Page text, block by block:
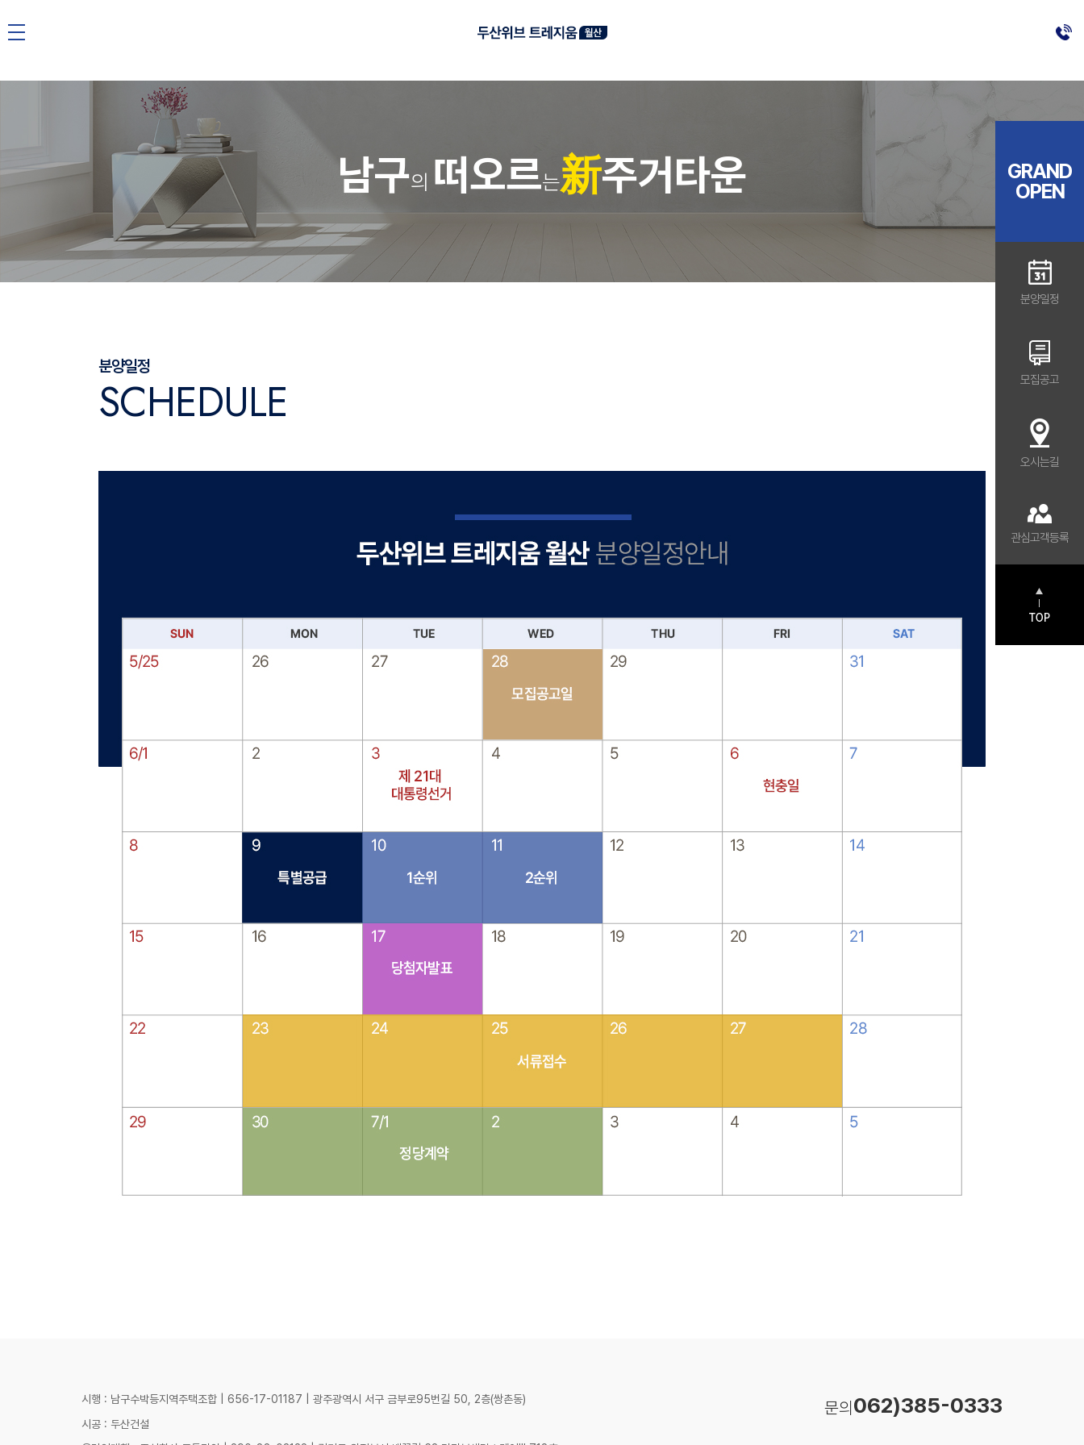
GRAND
OPEN
분양일정
모집공고
오시는길
관심고객등록
남구의 떠오르는新주거 타운
분양일정
SCHEDULE
시행 : 남구수박등지역주택조합 | 656-17-01187 | 광주광역시 서구 금부로95번길 50, 2층(쌍촌동)
시공 : 두산건설
문의062)385-0333